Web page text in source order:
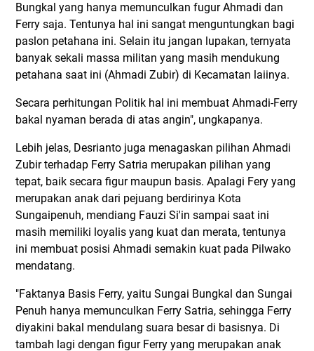
Bungkal yang hanya memunculkan fugur Ahmadi dan
Ferry saja. Tentunya hal ini sangat menguntungkan bagi
paslon petahana ini. Selain itu jangan lupakan, ternyata
banyak sekali massa militan yang masih mendukung
petahana saat ini (Ahmadi Zubir) di Kecamatan laiinya.
Secara perhitungan Politik hal ini membuat Ahmadi-Ferry
bakal nyaman berada di atas angin", ungkapanya.
Lebih jelas, Desrianto juga menagaskan pilihan Ahmadi
Zubir terhadap Ferry Satria merupakan pilihan yang
tepat, baik secara figur maupun basis. Apalagi Fery yang
merupakan anak dari pejuang berdirinya Kota
Sungaipenuh, mendiang Fauzi Si'in sampai saat ini
masih memiliki loyalis yang kuat dan merata, tentunya
ini membuat posisi Ahmadi semakin kuat pada Pilwako
mendatang.
"Faktanya Basis Ferry, yaitu Sungai Bungkal dan Sungai
Penuh hanya memunculkan Ferry Satria, sehingga Ferry
diyakini bakal mendulang suara besar di basisnya. Di
tambah lagi dengan figur Ferry yang merupakan anak